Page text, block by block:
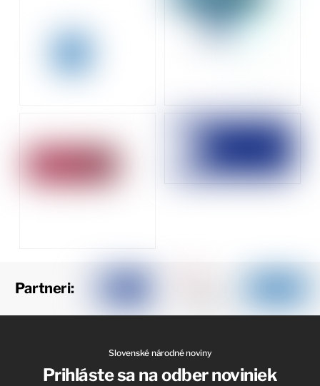
Partneri:
Slovenské národné noviny
Prihláste sa na odber noviniek